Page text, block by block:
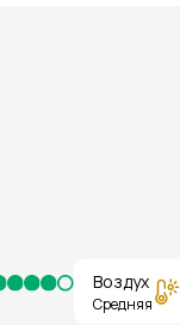
Воздух
Средняя